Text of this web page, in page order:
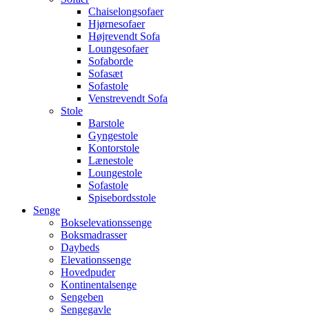
Chaiselongsofaer
Hjørnesofaer
Højrevendt Sofa
Loungesofaer
Sofaborde
Sofasæt
Sofastole
Venstrevendt Sofa
Stole
Barstole
Gyngestole
Kontorstole
Lænestole
Loungestole
Sofastole
Spisebordsstole
Senge
Bokselevationssenge
Boksmadrasser
Daybeds
Elevationssenge
Hovedpuder
Kontinentalsenge
Sengeben
Sengegavle